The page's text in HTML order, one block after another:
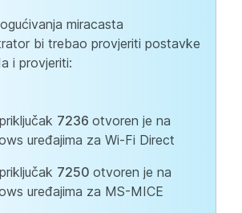
miracasta
bi trebao provjeriti postavke
i provjeriti:
7236 otvoren je na
uređajima za Wi-Fi Direct
7250 otvoren je na
uređajima za MS-MICE